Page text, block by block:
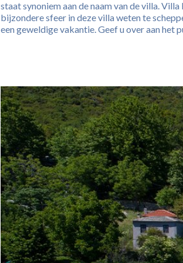
staat synoniem aan de naam van de villa.
bijzondere sfeer in deze villa weten te
een geweldige vakantie. Geef u over aan het